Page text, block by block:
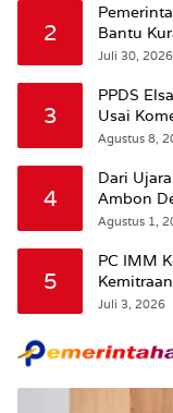
2
Bantu
Juli 30, 2026
3
PPDS
Usai
BPJS
Agustus 8,
4
Dari
Ambon
Tunda
Agustus 1,
5
PC IMM
Bangsa
Juli 3, 2026